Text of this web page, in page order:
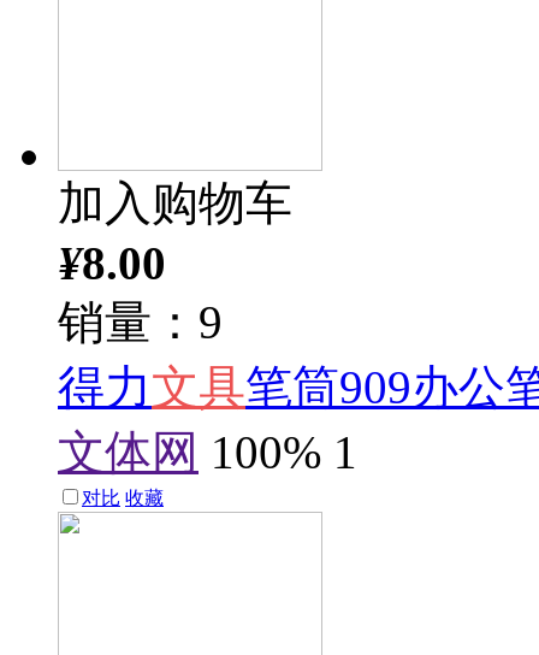
加入购物车
¥8.00
销量：9
得力文具笔筒909办公
文体网 100% 1
对比 收藏